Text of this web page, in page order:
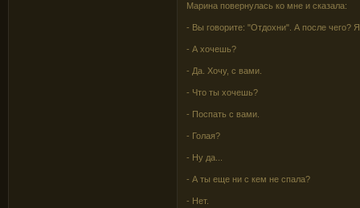
Марина повернулась ко мне и сказала:
- Вы говорите: "Отдохни". А после чего?
- А хочешь?
- Да. Хочу, с вами.
- Что ты хочешь?
- Поспать с вами.
- Голая?
- Ну да...
- А ты еще ни с кем не спала?
- Нет.